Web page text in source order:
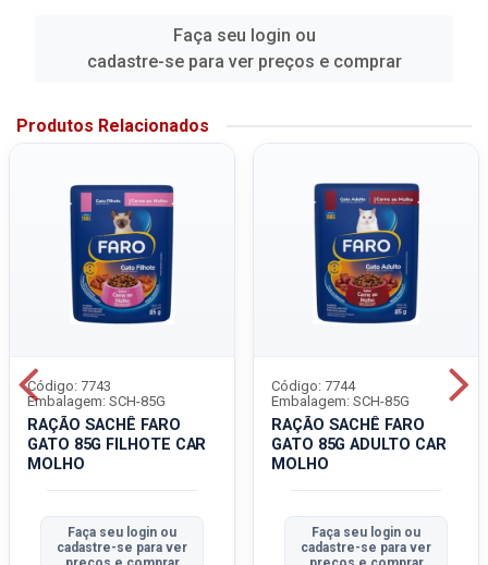
Faça seu login ou
cadastre-se para ver preços e comprar
Produtos Relacionados
RAÇÃO SACHÊ FARO
GATO 85G FILHOTE CAR
MOLHO
Código: 7743
Embalagem: SCH-85G
Faça seu login ou
cadastre-se para ver
RAÇÃO SACHÊ FARO
GATO 85G ADULTO CAR
MOLHO
Código: 7744
Embalagem: SCH-85G
Faça seu login ou
cadastre-se para ver